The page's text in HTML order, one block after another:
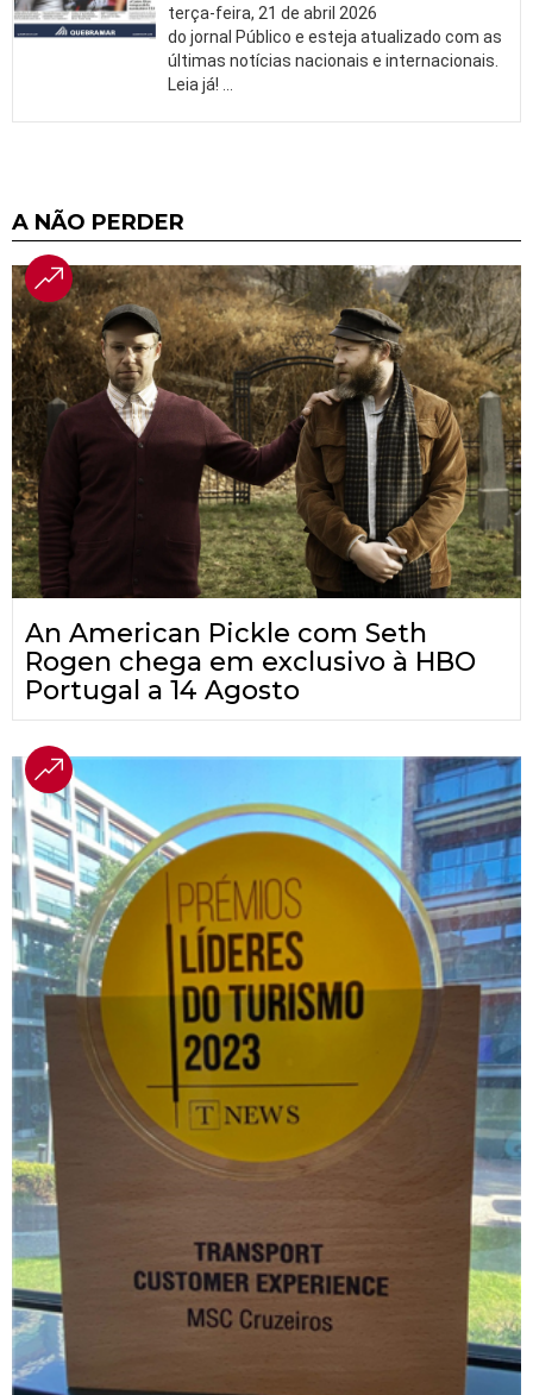
terça-feira, 21 de abril 2026
do jornal Público e esteja atualizado com as
últimas notícias nacionais e internacionais.
Leia já!
A NÃO PERDER
An American Pickle com Seth
Rogen chega em exclusivo à HBO
Portugal a 14 Agosto